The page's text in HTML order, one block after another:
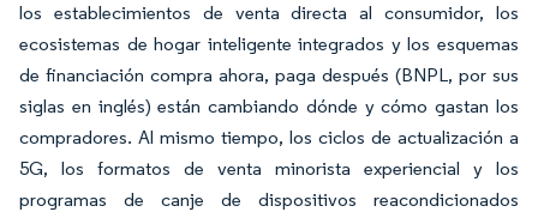
los establecimientos de venta directa al consumidor, los
ecosistemas de hogar inteligente integrados y los esquemas
de financiación compra ahora, paga después (BNPL, por sus
siglas en inglés) están cambiando dónde y cómo gastan los
compradores. Al mismo tiempo, los ciclos de actualización a
5G, los formatos de venta minorista experiencial y los
programas de canje de dispositivos reacondicionados